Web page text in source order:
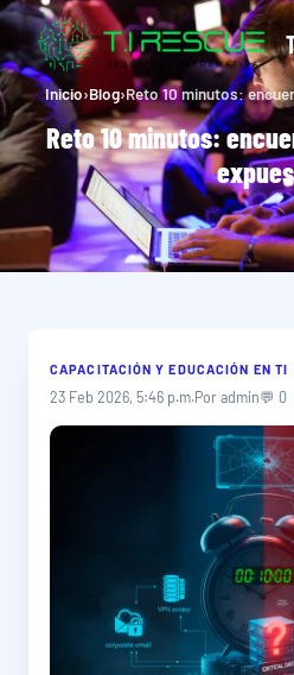
Inicio›Blog›Reto 10 minutos:
Reto 10 minutos:
CAPACITACIÓN Y EDUCACIÓN EN TI
23 Feb 2026, 5:46 p.m.Por admin💬 0